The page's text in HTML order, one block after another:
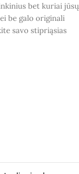
bet kuriai jūsų
be galo originali
savo stipriąsias